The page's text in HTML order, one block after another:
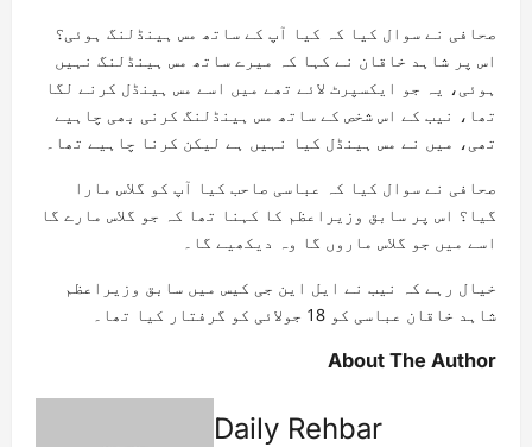
صحافی نے سوال کیا کہ کیا آپ کے ساتھ مس ہینڈلنگ ہوئی؟
اس پر شاہد خاقان نے کہا کہ میرے ساتھ مس ہینڈلنگ نہیں
ہوئی، یہ جو ایکسپرٹ لائے تھے میں اسے مس ہینڈل کرنے لگا
تھا، نیب کے اس شخص کے ساتھ مس ہینڈلنگ کرنی بھی چاہیے
تھی، میں نے مس ہینڈل کیا نہیں ہے لیکن کرنا چاہیے تھا۔
صحافی نے سوال کیا کہ عباسی صاحب کیا آپ کو گلاس مارا
گیا؟ اس پر سابق وزیراعظم کا کہنا تھا کہ جو گلاس مارے گا
اسے میں جو گلاس ماروں گا وہ دیکھیے گا۔
خیال رہے کہ نیب نے ایل این جی کیس میں سابق وزیراعظم
شاہد خاقان عباسی کو 18 جولائی کو گرفتار کیا تھا۔
About The Author
Daily Rehbar